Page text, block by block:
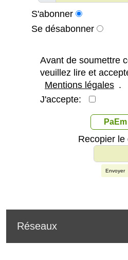
S'abonner
Se désabonner
Avant de soumettre
veuillez lire et
Mentions légales .
J'accepte:
PaEm
Recopier le
Envoyer
Réseaux